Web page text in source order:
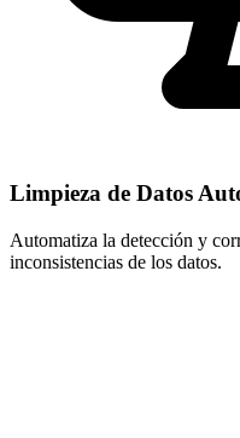
Limpieza de Datos
Automatiza la detección y
inconsistencias de los datos.